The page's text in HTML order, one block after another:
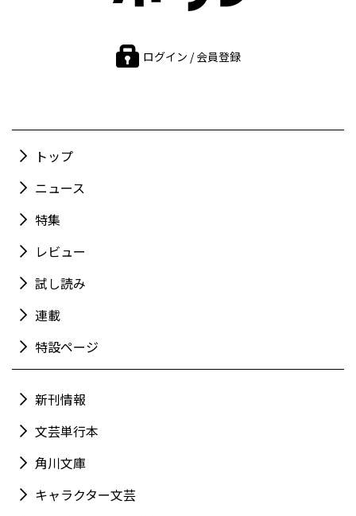
ログイン / 会員登録
トップ
ニュース
特集
レビュー
試し読み
連載
特設ページ
新刊情報
文芸単行本
角川文庫
キャラクター文芸